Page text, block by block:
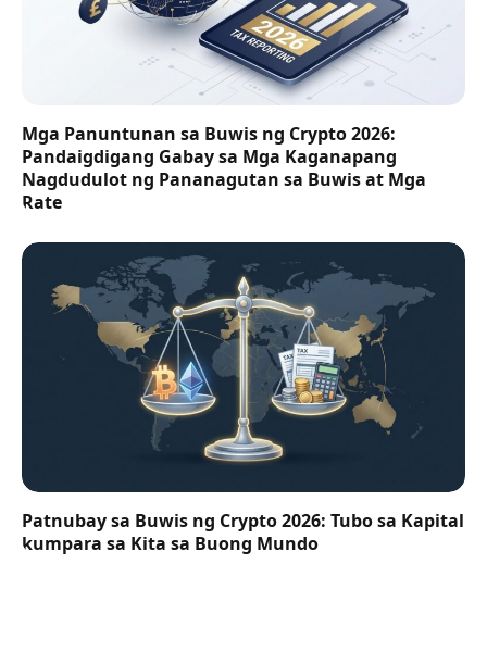
Mga Panuntunan sa Buwis ng Crypto 2026:
Pandaigdigang Gabay sa Mga Kaganapang
Nagdudulot ng Pananagutan sa Buwis at Mga
Rate
Patnubay sa Buwis ng Crypto 2026: Tubo sa Kapital
kumpara sa Kita sa Buong Mundo